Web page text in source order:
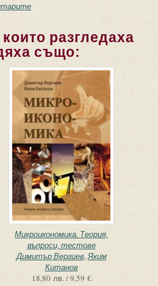
разгледаха
също:
Микроикономика. Теория,
въпроси, тестове
Димитър Вергиев,Яким
Китанов
18,80 лв. / 9,59 €